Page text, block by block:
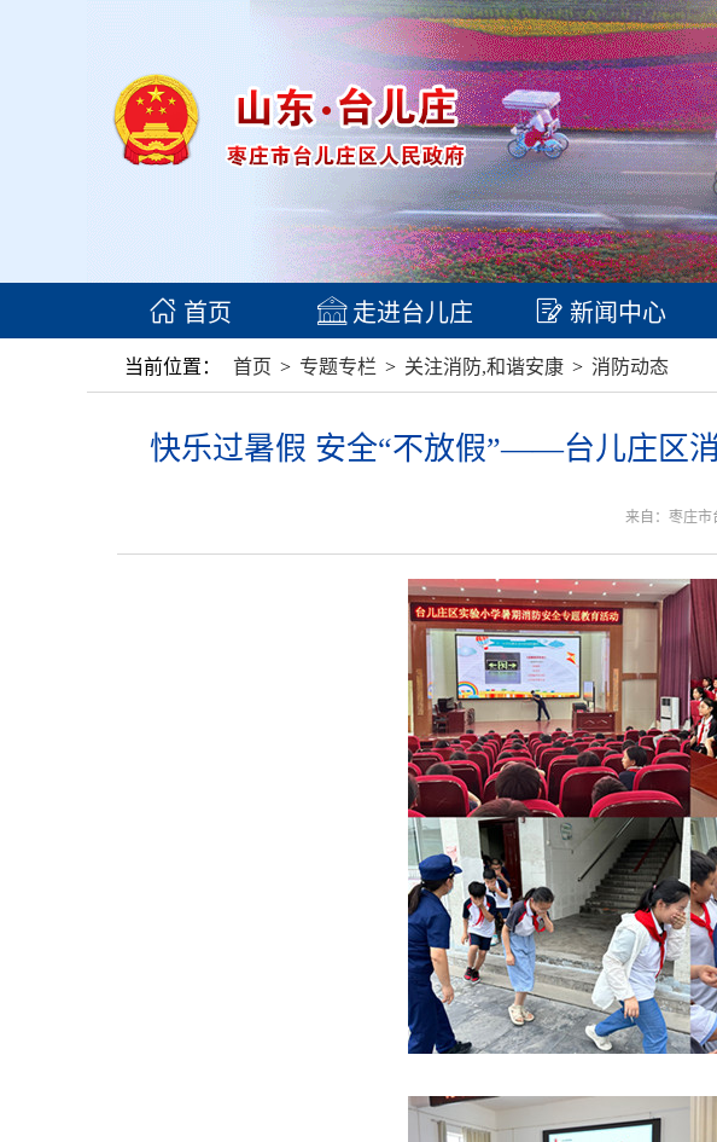
首页 走进台儿庄 新闻中心
当前位置： 首页 > 专题专栏 > 关注消防,和谐安康 > 消防动态
快乐过暑假 安全“不放假”——台儿庄区
来自：枣庄市